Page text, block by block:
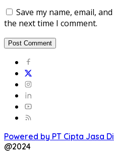
Save my name, email,
the next time I comment.
Powered by PT Cipta Jasa
@2024